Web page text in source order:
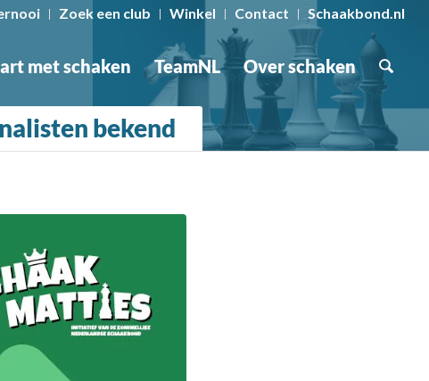
Zoek een club Winkel Contact Schaakbond.nl
met schaken TeamNL Over schaken
bekend